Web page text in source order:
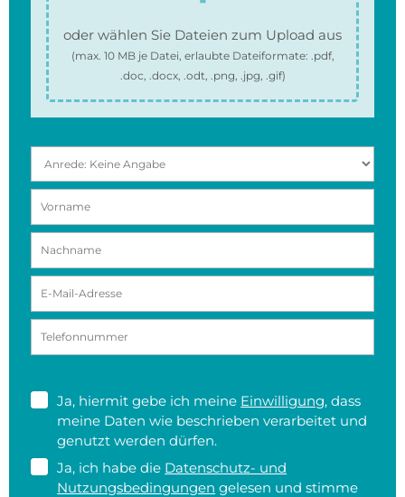
oder wählen Sie Dateien zum Upload aus
(max. 10 MBje Datei, erlaubte Dateiformate: .pdf,
.doc, .docx, .odt, .png, .jpg, .gif)
Ja, hiermit gebe ich meine Einwilligung, dass
meine Daten wie beschrieben verarbeitet und
genutzt werden dürfen.
Ja, ich habe die Datenschutz- und
Nutzungsbedingungen gelesen und stimme